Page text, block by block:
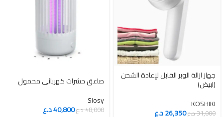
جهاز ازالة الوبر القابل لإعادة الشحن
(ابيض)
KOSHIKI
31,000د.ع26,350د.ع
صاعق حشرات كهربائي محمول
Siosy
48,000د.ع40,800د.ع